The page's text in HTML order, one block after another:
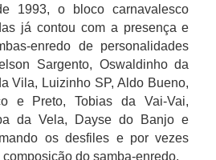
1993, o bloco carnavalesco
já contou com a presença e
enredo de personalidades
Sargento, Oswaldinho da
Vila, Luizinho SP, Aldo Bueno,
e Preto, Tobias da Vai-Vai,
da Vela, Dayse do Banjo e
os desfiles e por vezes
do samba-enredo.